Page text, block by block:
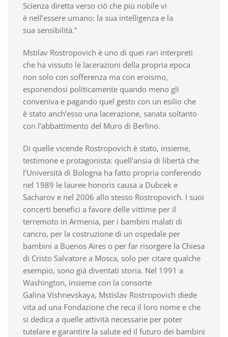
Scienza diretta verso ciò che più nobile vi
è nell’essere umano: la sua intelligenza e la
sua sensibilità.”
Mstilav Rostropovich è uno di quei rari interpreti
che ha vissuto le lacerazioni della propria epoca
non solo con sofferenza ma con eroismo,
esponendosi politicamente quando meno gli
conveniva e pagando quel gesto con un esilio che
è stato anch’esso una lacerazione, sanata soltanto
con l’abbattimento del Muro di Berlino.
Di quelle vicende Rostropovich è stato, insieme,
testimone e protagonista: quell’ansia di libertà che
l’Università di Bologna ha fatto propria conferendo
nel 1989 le lauree honoris causa a Dubcek e
Sacharov e nel 2006 allo stesso Rostropovich. I suoi
concerti benefici a favore delle vittime per il
terremoto in Armenia, per i bambini malati di
cancro, per la costruzione di un ospedale per
bambini a Buenos Aires o per far risorgere la Chiesa
di Cristo Salvatore a Mosca, solo per citare qualche
esempio, sono già diventati storia. Nel 1991 a
Washington, insieme con la consorte
Galina Vishnevskaya, Mstislav Rostropovich diede
vita ad una Fondazione che reca il loro nome e che
si dedica a quelle attività necessarie per poter
tutelare e garantire la salute ed il futuro dei bambini